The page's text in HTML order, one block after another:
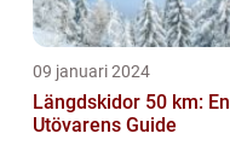
09 januari 2024
Längdskidor 50 km: En
Utövarens Guide